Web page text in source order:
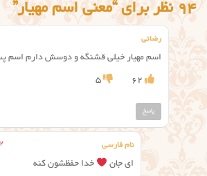
94 نظر برای “معنی اسم مهیار”
رضائی
اسم مهیار خیلی قشنگه و دوسش دارم اسم
62
5
پاسخ
نام فارسی
ای جان خدا حفظشون کنه